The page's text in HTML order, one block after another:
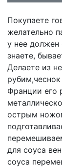
Покупаете
желательно
у нее должен
знаете,
Делаете из
Франции его
острым
для соуса
соуса